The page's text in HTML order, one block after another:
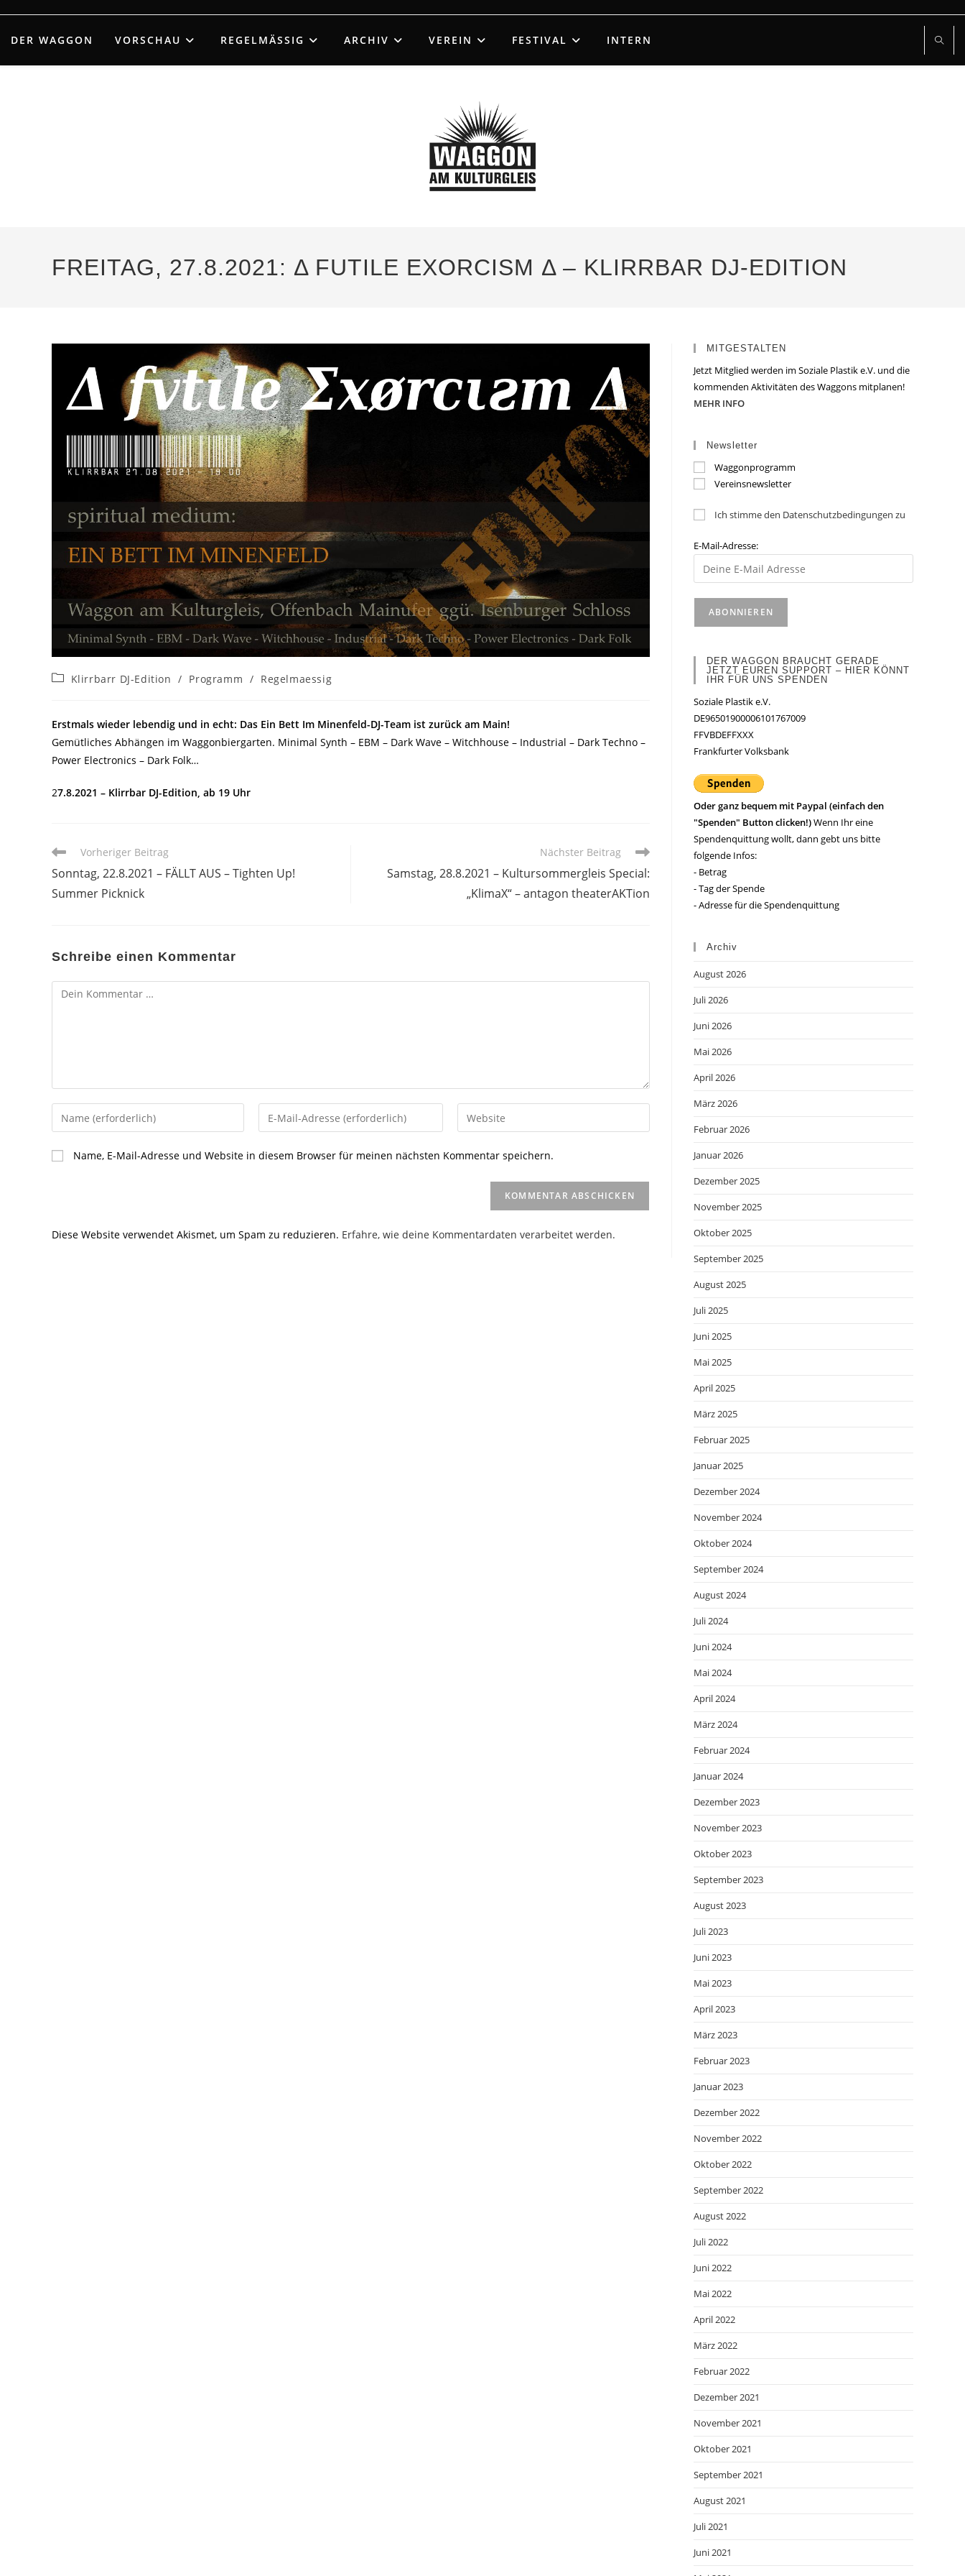
springen
DER WAGGON VORSCHAU REGELMÄSSIG ARCHIV VEREIN FESTIVAL INTERN
FREITAG, 27.8.2021: Δ FUTILE EXORCISM Δ – KLIRRBAR DJ-EDITION
Beitrags-
Klirrbarr DJ-Edition / Programm / Regelmaessig
Erstmals wieder lebendig und in echt: Das Ein Bett Im Minenfeld-DJ-Team ist zurück am Main!
Gemütliches Abhängen im Waggonbiergarten. Minimal Synth – EBM – Dark Wave – Witchhouse – Industrial – Dark Techno –
Power Electronics – Dark Folk…
27.8.2021 – Klirrbar DJ-Edition, ab 19 Uhr
Weitere
ansehen
Vorheriger Beitrag
Sonntag, 22.8.2021 – FÄLLT AUS – Tighten Up!
Summer Picknick
Nächster Beitrag
Samstag, 28.8.2021 – Kultursommergleis Special:
„KlimaX“ – antagon theaterAKTion
Schreibe einen Kommentar
Kommentar
Gib
deinen
Namen
oder
ein
Gib
deine
ein
Gib
deine
Name, E-Mail-Adresse und Website in diesem Browser für meinen nächsten Kommentar speichern.
Diese Website verwendet Akismet, um Spam zu reduzieren. Erfahre, wie deine Kommentardaten verarbeitet werden.
MITGESTALTEN
Jetzt Mitglied werden im Soziale Plastik e.V. und die
kommenden Aktivitäten des Waggons mitplanen!
MEHR INFO
Newsletter
Waggonprogramm
Vereinsnewsletter
Ich stimme den Datenschutzbedingungen zu
E-Mail-Adresse:
DER WAGGON BRAUCHT GERADE
JETZT EUREN SUPPORT – HIER KÖNNT
IHR FÜR UNS SPENDEN
Soziale Plastik e.V.
DE96501900006101767009
FFVBDEFFXXX
Frankfurter Volksbank
Oder ganz bequem mit Paypal (einfach den
"Spenden" Button clicken!)Wenn Ihr eine
Spendenquittung wollt, dann gebt uns bitte
folgende Infos:
- Betrag
- Tag der Spende
- Adresse für die Spendenquittung
Archiv
August 2026
Juli 2026
Juni 2026
Mai 2026
April 2026
März 2026
Februar 2026
Januar 2026
Dezember 2025
November 2025
Oktober 2025
September 2025
August 2025
Juli 2025
Juni 2025
Mai 2025
April 2025
März 2025
Februar 2025
Januar 2025
Dezember 2024
November 2024
Oktober 2024
September 2024
August 2024
Juli 2024
Juni 2024
Mai 2024
April 2024
März 2024
Februar 2024
Januar 2024
Dezember 2023
November 2023
Oktober 2023
September 2023
August 2023
Juli 2023
Juni 2023
Mai 2023
April 2023
März 2023
Februar 2023
Januar 2023
Dezember 2022
November 2022
Oktober 2022
September 2022
August 2022
Juli 2022
Juni 2022
Mai 2022
April 2022
März 2022
Februar 2022
Dezember 2021
November 2021
Oktober 2021
September 2021
August 2021
Juli 2021
Juni 2021